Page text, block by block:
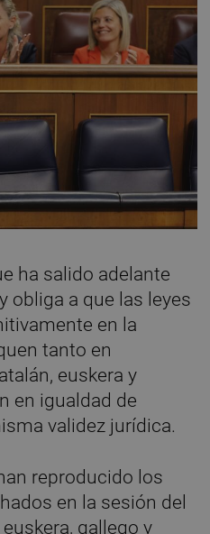
ha salido adelante
obliga a que las leyes
en la
tanto en
euskera y
en igualdad de
validez jurídica.
reproducido los
en la sesión del
gallego y